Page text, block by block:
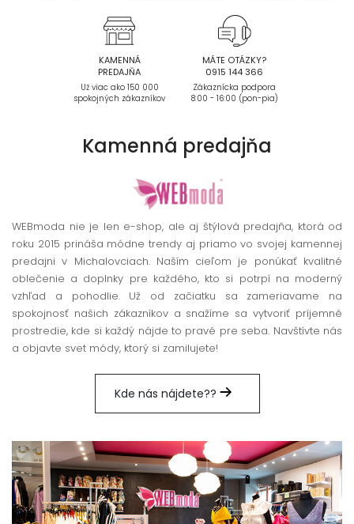
KAMENNÁ
PREDAJŇA
Už viac ako 150 000
spokojných zákazníkov
MÁTE OTÁZKY?
0915 144 366
Zákaznícka podpora
8:00 - 16:00 (pon-pia)
Kamenná predajňa
WEBmoda nie je len e-shop, ale aj štýlová predajňa, ktorá od
roku 2015 prináša módne trendy aj priamo vo svojej kamennej
predajni v Michalovciach. Naším cieľom je ponúkať kvalitné
oblečenie a doplnky pre každého, kto si potrpí na moderný
vzhľad a pohodlie. Už od začiatku sa zameriavame na
spokojnosť našich zákazníkov a snažíme sa vytvoriť príjemné
prostredie, kde si každý nájde to pravé pre seba. Navštívte nás
a objavte svet módy, ktorý si zamilujete!
Kde nás nájdete??